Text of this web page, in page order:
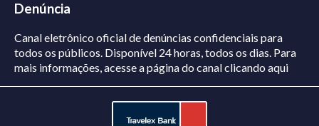
Denúncia
Canal eletrônico oficial de denúncias confidenciais para
todos os públicos. Disponível 24 horas, todos os dias. Para
mais informações, acesse a página do canalclicando aqui